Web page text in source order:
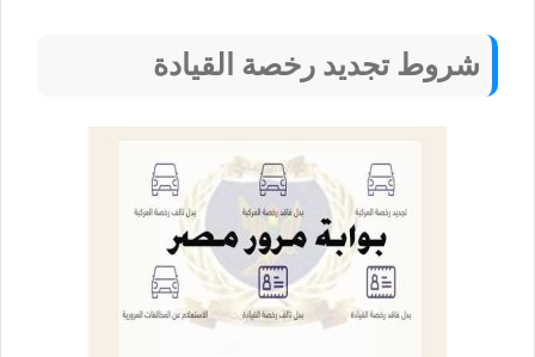
شروط تجديد رخصة القيادة